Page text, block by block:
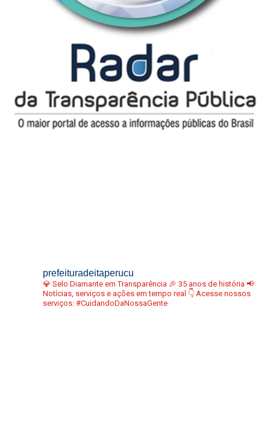
prefeituradeitaperucu
💎 Selo Diamante em Transparência 🎉 35 anos de história 📢
Notícias, serviços e ações em tempo real 👇 Acesse nossos
serviços: #CuidandoDaNossaGente